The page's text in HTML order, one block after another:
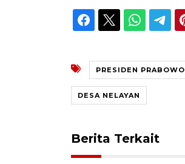
PRESIDEN PRABOWO
DESA NELAYAN
Berita Terkait